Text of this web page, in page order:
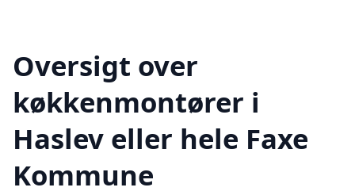
Oversigt over
køkkenmontører i
Haslev eller hele Faxe
Kommune